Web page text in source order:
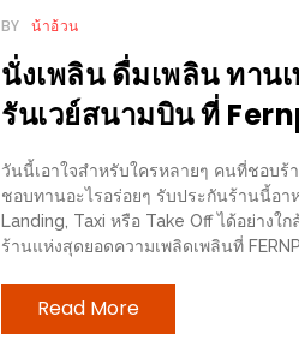
BY น้าอ้วน
นั่งเพลิน ดื่มเพลิน ทาน
รันเวย์สนามบิน ที่
วันนี้เอาใจสำหรับใครหลายๆ คนที่ชอบ
ชอบทานอะไรอร่อยๆ รับประกันร้านนี้อ
Landing, Taxi หรือ Take Off ได้อย่าง
ร้านแห่งสุดยอดความเพลิดเพลินที่
Read More